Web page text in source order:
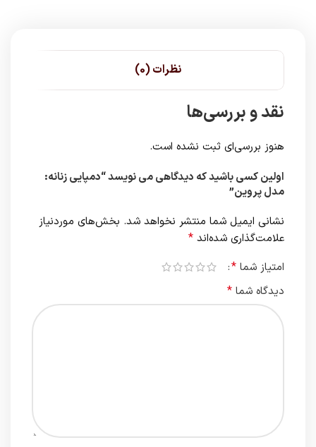
نظرات (0)
نقد و بررسی‌ها
هنوز بررسی‌ای ثبت نشده است.
اولین کسی باشید که دیدگاهی می نویسد “دمپایی زنانه:
مدل پروین”
نشانی ایمیل شما منتشر نخواهد شد. بخش‌های موردنیاز
علامت‌گذاری شده‌اند *
امتیاز شما *
دیدگاه شما *